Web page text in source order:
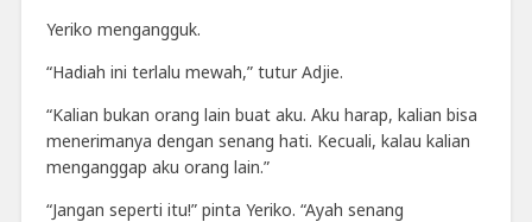
Yeriko mengangguk.
“Hadiah ini terlalu mewah,” tutur Adjie.
“Kalian bukan orang lain buat aku. Aku harap, kalian bisa
menerimanya dengan senang hati. Kecuali, kalau kalian
menganggap aku orang lain.”
“Jangan seperti itu!” pinta Yeriko. “Ayah senang